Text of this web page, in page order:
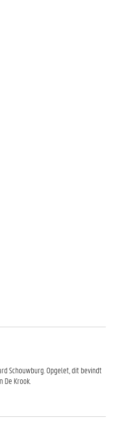
Schouwburg. Opgelet, dit bevindt
Krook.